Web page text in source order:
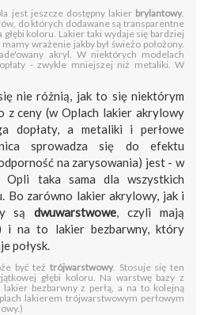
jest jeszcze dostępny lakier brylantowy.
do których dodawane są transparentne
koloru. Lakier taki wydaje się bardziej
wrażenie jakby był świeżo położony.
akryl. W niektórych modelach
- zwykle mniejszej niż metaliki. W
nie różnią, jak to się niektórym
z ceny (w Oplach lakier akrylowy
dopłaty, a metaliki i perłowe
sprowadza się do efektu
na zarysowania) jest - w
Opli taka sama dla wszystkich
Bo zarówno lakier akrylowy, jak i
sądwuwarstwowe, czyli mają
i na to lakier bezbarwny, który
połysk.
być też trójwarstwowy. Stosuje się ten
głębi koloru. Na warstwę bazy z
lakier bezbarwny z perłą, a na to kolejną
lakierem trójwarstwowym perłowym